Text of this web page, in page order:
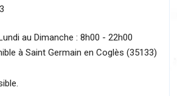
au Dimanche : 8h00 - 22h00
à Saint Germain en Coglès (35133)